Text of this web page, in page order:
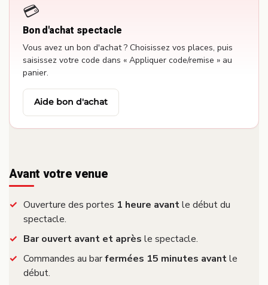
💳
Bon d'achat spectacle
Vous avez un bon d'achat ? Choisissez vos places, puis
saisissez votre code dans « Appliquer code/remise » au
panier.
Aide bon d'achat
Avant votre venue
Ouverture des portes 1 heure avantle début du
spectacle.
Bar ouvert avant et après le spectacle.
Commandes au barfermées 15 minutes avantle
début.